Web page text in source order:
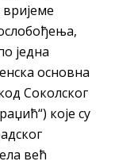
једна
основна
Соколског
које су
већ